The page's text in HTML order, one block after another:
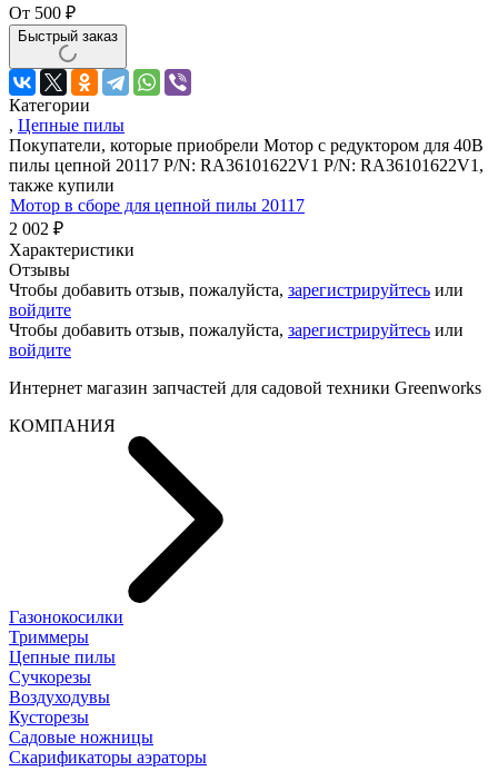
От 500 ₽
Быстрый заказ
Категории
, Цепные пилы
Покупатели, которые приобрели Мотор с редуктором для 40В
пилы цепной 20117 P/N: RA36101622V1 P/N: RA36101622V1,
также купили
Мотор в сборе для цепной пилы 20117
2 002 ₽
Характеристики
Отзывы
Чтобы добавить отзыв, пожалуйста, зарегистрируйтесь или
войдите
Чтобы добавить отзыв, пожалуйста, зарегистрируйтесь или
войдите
Интернет магазин запчастей для садовой техники Greenworks
КОМПАНИЯ
Газонокосилки
Триммеры
Цепные пилы
Cучкорезы
Воздуходувы
Кусторезы
Садовые ножницы
Скарификаторы аэраторы